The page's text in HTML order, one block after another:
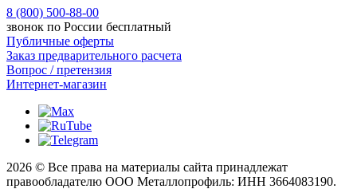
8 (800) 500-88-00
звонок по России бесплатный
Публичные оферты
Заказ предварительного расчета
Вопрос / претензия
Интернет-магазин
2026 © Все права на материалы сайта принадлежат
правообладателю ООО Металлопрофиль: ИНН 3664083190.